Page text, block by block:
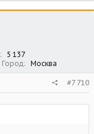
5 137
Город Москва
#7 710